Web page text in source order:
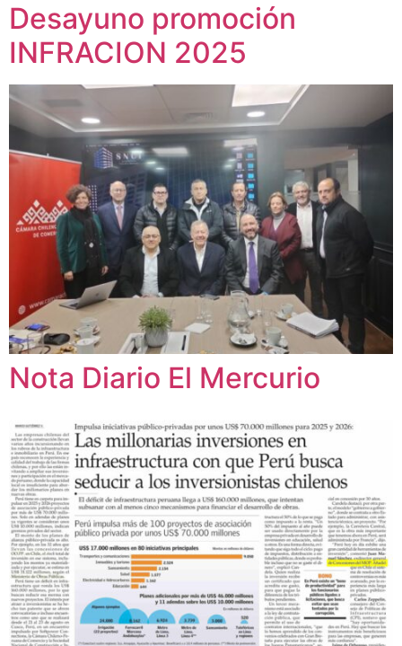
Desayuno promoción
INFRACION 2025
Nota Diario El Mercurio